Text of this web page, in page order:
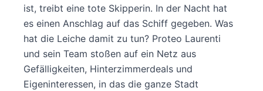
ist, treibt eine tote Skipperin. In der Nacht hat
es einen Anschlag auf das Schiff gegeben. Was
hat die Leiche damit zu tun? Proteo Laurenti
und sein Team stoßen auf ein Netz aus
Gefälligkeiten, Hinterzimmerdeals und
Eigeninteressen, in das die ganze Stadt